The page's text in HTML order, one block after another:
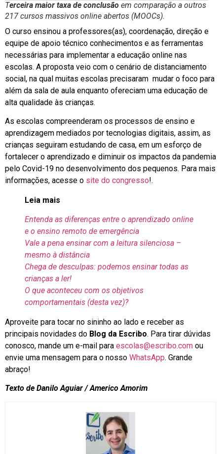
Terceira maior taxa de conclusão em comparação a outros
217 cursos massivos online abertos (MOOCs).
O curso ensinou a professores(as), coordenação, direção e
equipe de apoio técnico conhecimentos e as ferramentas
necessárias para implementar a educação online nas
escolas. A proposta veio com o cenário de distanciamento
social, na qual muitas escolas precisaram mudar o foco para
além da sala de aula enquanto ofereciam uma educação de
alta qualidade às crianças.
As escolas compreenderam os processos de ensino e
aprendizagem mediados por tecnologias digitais, assim, as
crianças seguiram estudando de casa, em um esforço de
fortalecer o aprendizado e diminuir os impactos da pandemia
pelo Covid-19 no desenvolvimento dos pequenos. Para mais
informações, acesse o site do congresso!.
Leia mais
Entenda as diferenças entre o aprendizado online
e o ensino remoto de emergência
Vale a pena ensinar com a leitura silenciosa –
mesmo à distância
Chega de desculpas: podemos ensinar todas as
crianças a ler!
O que aconteceu com os objetivos
comportamentais (desta vez)?
Aproveite para tocar no sininho ao lado e receber as
principais novidades do Blog da Escribo. Para tirar dúvidas
conosco, mande um e-mail para escolas@escribo.com ou
envie uma mensagem para o nosso WhatsApp. Grande
abraço!
Texto de Danilo Aguiar / Americo Amorim